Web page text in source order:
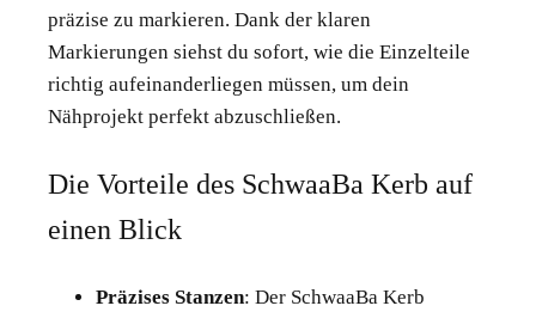
präzise zu markieren. Dank der klaren
Markierungen siehst du sofort, wie die Einzelteile
richtig aufeinanderliegen müssen, um dein
Nähprojekt perfekt abzuschließen.
Die Vorteile des SchwaaBa Kerb auf
einen Blick
Präzises Stanzen: Der SchwaaBa Kerb